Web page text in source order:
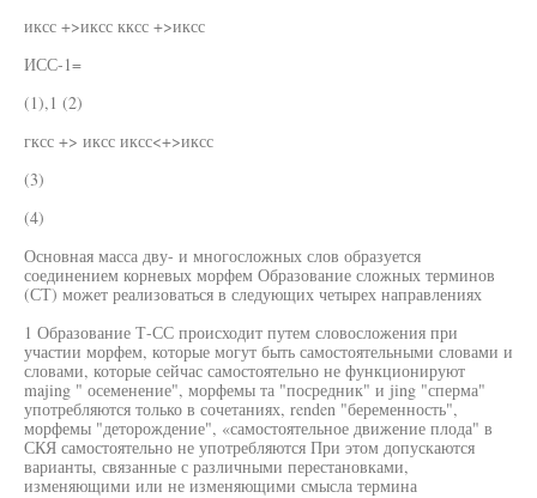
иксс +>иксс кксс +>иксс
ИСС-1=
(1),1 (2)
гксс +> иксс иксс<+>иксс
(3)
(4)
Основная масса дву- и многосложных слов образуется
соединением корневых морфем Образование сложных терминов
(СТ) может реализоваться в следующих четырех направлениях
1 Образование Т-СС происходит путем словосложения при
участии морфем, которые могут быть самостоятельными словами и
словами, которые сейчас самостоятельно не функционируют
majing " осеменение", морфемы та "посредник" и jing "сперма"
употребляются только в сочетаниях, renden "беременность",
морфемы "деторождение", «самостоятельное движение плода" в
СКЯ самостоятельно не употребляются При этом допускаются
варианты, связанные с различными перестановками,
изменяющими или не изменяющими смысла термина